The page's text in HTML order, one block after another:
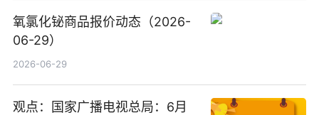
氧氯化铋商品报价动态（2026-
06-29）
2026-06-29
观点：国家广播电视总局：6月